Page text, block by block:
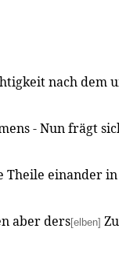
nach dem
- Nun frägt
einander
aber ders[elben]